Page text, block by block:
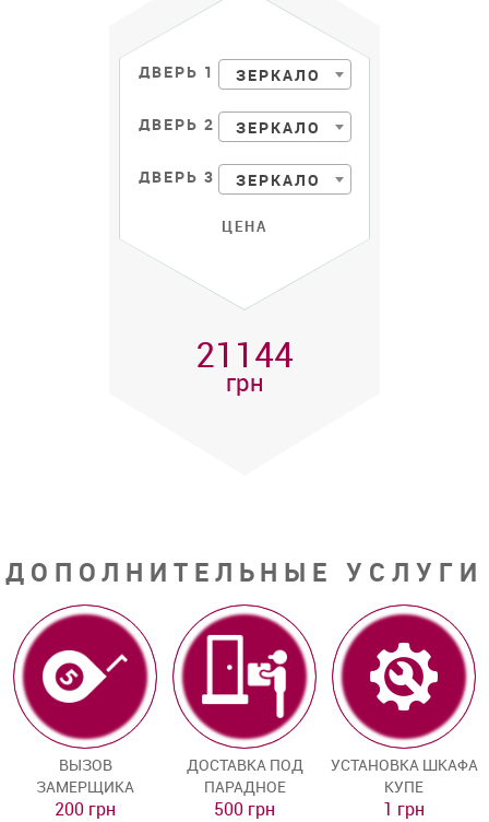
ДВЕРЬ 1 ЗЕРКАЛО
ДВЕРЬ 2 ЗЕРКАЛО
ДВЕРЬ 3 ЗЕРКАЛО
ЦЕНА
21144
грн
ДОПОЛНИТЕЛЬНЫЕ УСЛУГИ
ВЫЗОВ
ЗАМЕРЩИКА
200 грн
ДОСТАВКА ПОД
ПАРАДНОЕ
500 грн
УСТАНОВКА ШКАФА
КУПЕ
1 грн